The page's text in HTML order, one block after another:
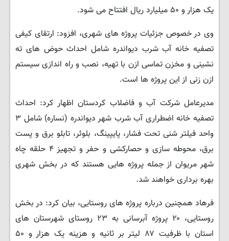
یک هزار و ۵۰ میلیارد ریال افتتاح می شود.
وی در خصوص جزئیات پروژه های شهری، افزود: ارتقای کیفی
تصفیه خانه آب شرب دیواندره شامل احداث حوض های ته
نشینی و مخزن تماسی ازن با تهیه، نصب و راه اندازی سیستم
ازن زنی از این پروژه ها است.
مدیرعامل شرکت آب و فاضلاب کردستان اظهار کرد: احداث
تصفیه خانه اضطراری آب شرب شهر دیواندره (نساره) شامل ۳
واحد فیلتر شنی تحت فشار، پایپینگ، بلوئر، تابلو برق و پست
برق، محوطه سازی و حصارکشی و حفر و تجهیز ۴ حلقه چاه
شهر مریوان از جمله پروژه هایی هستند که در بخش شهری
بهره برداری خواهند شد.
فرهاد همچنین درباره پروژه های روستایی، بیان کرد: در بخش
روستایی، ۲۰ پروژه آبرسانی به ۲۳ روستای شهرستان های
استان با ظرفیت ۸۷ لیتر بر ثانیه و هزینه یک هزار و ۵۰